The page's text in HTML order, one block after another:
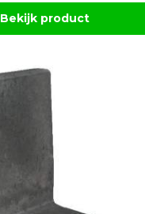
Bekijk product